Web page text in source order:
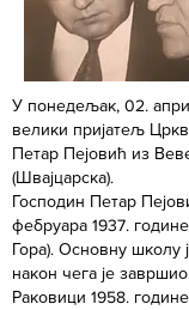
У понедељак, 02.
велики пријатељ
Петар Пејовић из
(Швајцарска).
Господин Петар
фебруара 1937.
Гора). Основну школу
након чега је
Раковици 1958.